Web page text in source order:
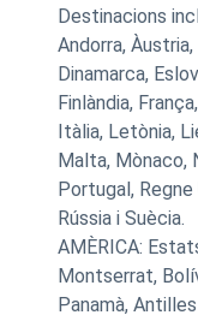
Destinacions
Andorra,
Dinamarca,
Finlàndia,
Itàlia, Letònia,
Malta, Mònaco,
Portugal, Regne
Rússia i Suècia.
AMÈRICA:
Montserrat,
Panamà,